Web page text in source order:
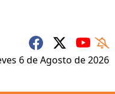
6deAgosto de 2026